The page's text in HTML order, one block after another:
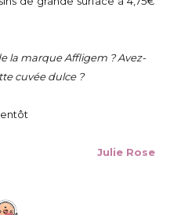
la marque Affligem ? Avez-
cuvée dulce ?
Julie Rose